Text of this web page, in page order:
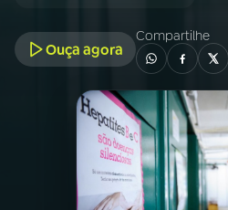
PROGRAMAS
PODCASTS
Ouça agora
Compartilhe